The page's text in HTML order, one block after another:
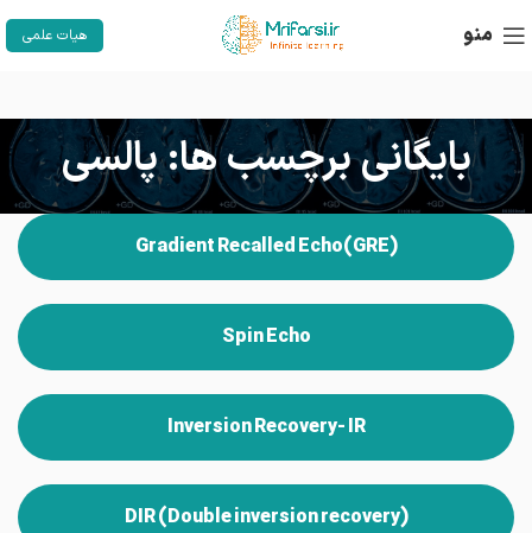
منو هیات علمی
بایگانی برچسب ها: پالسی
(GRE)Gradient Recalled Echo
Spin Echo
Inversion Recovery- IR
(DIR (Double inversion recovery